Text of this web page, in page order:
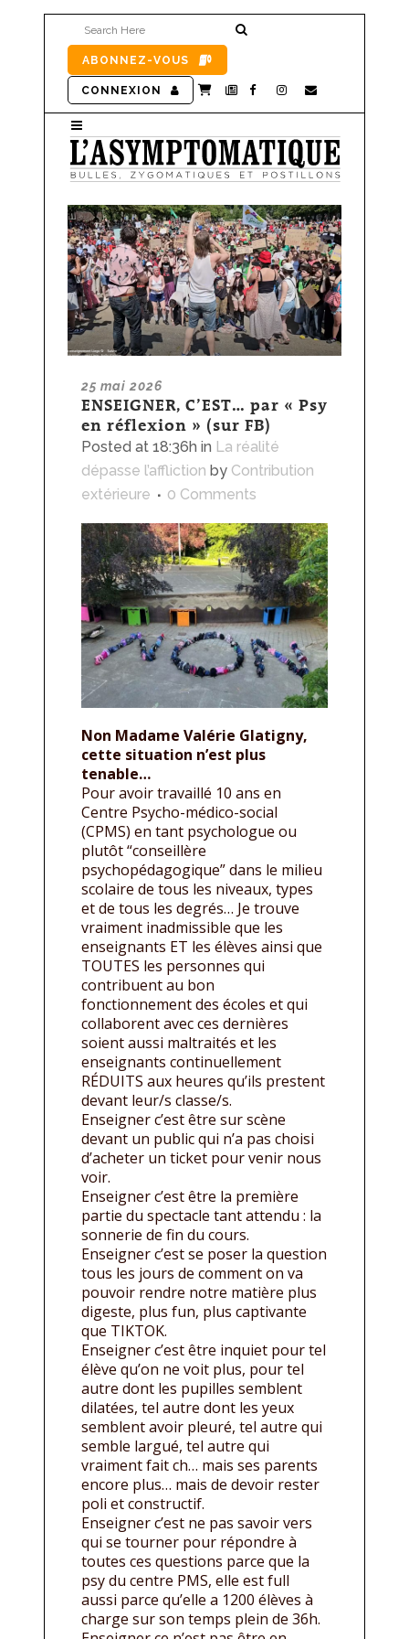
ABONNEZ-VOUS
CONNEXION
25 mai 2026
ENSEIGNER, C’EST… par « Psy
en réflexion » (sur FB)
Posted at 18:36h in La réalité
dépasse l’affliction by Contribution
extérieure
0 Comments
Non Madame Valérie Glatigny,
cette situation n’est plus
tenable…
Pour avoir travaillé 10 ans en
Centre Psycho-médico-social
(CPMS) en tant psychologue ou
plutôt “conseillère
psychopédagogique” dans le milieu
scolaire de tous les niveaux, types
et de tous les degrés… Je trouve
vraiment inadmissible que les
enseignants ET les élèves ainsi que
TOUTES les personnes qui
contribuent au bon
fonctionnement des écoles et qui
collaborent avec ces dernières
soient aussi maltraités et les
enseignants continuellement
RÉDUITS aux heures qu’ils prestent
devant leur/s classe/s.
Enseigner c’est être sur scène
devant un public qui n’a pas choisi
d’acheter un ticket pour venir nous
voir.
Enseigner c’est être la première
partie du spectacle tant attendu : la
sonnerie de fin du cours.
Enseigner c’est se poser la question
tous les jours de comment on va
pouvoir rendre notre matière plus
digeste, plus fun, plus captivante
que TIKTOK.
Enseigner c’est être inquiet pour tel
élève qu’on ne voit plus, pour tel
autre dont les pupilles semblent
dilatées, tel autre dont les yeux
semblent avoir pleuré, tel autre qui
semble largué, tel autre qui
vraiment fait ch… mais ses parents
encore plus… mais de devoir rester
poli et constructif.
Enseigner c’est ne pas savoir vers
qui se tourner pour répondre à
toutes ces questions parce que la
psy du centre PMS, elle est full
aussi parce qu’elle a 1200 élèves à
charge sur son temps plein de 36h.